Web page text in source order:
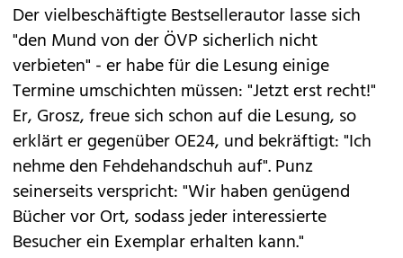
Der vielbeschäftigte Bestsellerautor lasse sich
"den Mund von der ÖVP sicherlich nicht
verbieten" - er habe für die Lesung einige
Termine umschichten müssen: "Jetzt erst recht!"
Er, Grosz, freue sich schon auf die Lesung, so
erklärt er gegenüber OE24, und bekräftigt: "Ich
nehme den Fehdehandschuh auf". Punz
seinerseits verspricht: "Wir haben genügend
Bücher vor Ort, sodass jeder interessierte
Besucher ein Exemplar erhalten kann."